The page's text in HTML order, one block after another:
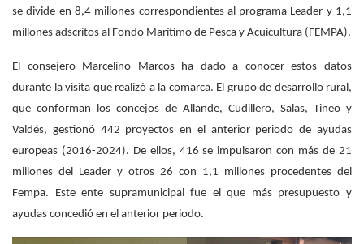
se divide en 8,4 millones correspondientes al programa Leader y 1,1
millones adscritos al Fondo Marítimo de Pesca y Acuicultura (FEMPA).
El consejero Marcelino Marcos ha dado a conocer estos datos
durante la visita que realizó a la comarca. El grupo de desarrollo rural,
que conforman los concejos de Allande, Cudillero, Salas, Tineo y
Valdés, gestionó 442 proyectos en el anterior periodo de ayudas
europeas (2016-2024). De ellos, 416 se impulsaron con más de 21
millones del Leader y otros 26 con 1,1 millones procedentes del
Fempa. Este ente supramunicipal fue el que más presupuesto y
ayudas concedió en el anterior periodo.